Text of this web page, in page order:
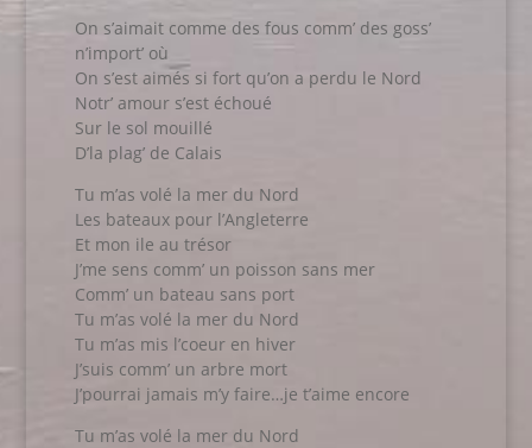
On s’aimait comme des fous comm’ des goss’
n’import’ où
On s’est aimés si fort qu’on a perdu le Nord
Notr’ amour s’est échoué
Sur le sol mouillé
D’la plag’ de Calais
Tu m’as volé la mer du Nord
Les bateaux pour l’Angleterre
Et mon ile au trésor
J’me sens comm’ un poisson sans mer
Comm’ un bateau sans port
Tu m’as volé la mer du Nord
Tu m’as mis l’coeur en hiver
J’suis comm’ un arbre mort
J’pourrai jamais m’y faire…je t’aime encore
Tu m’as volé la mer du Nord